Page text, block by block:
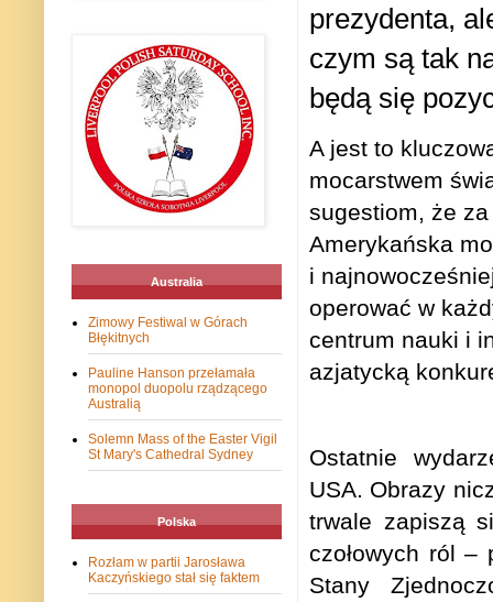
prezydenta,
czym są tak
będą się
A jest to
mocarstwem
sugestiom, że
Amerykańska
i
operować w
centrum nauki i
azjatycką
Ostatnie
USA. Obrazy
trwale zapiszą
czołowych ról –
Stany
Australia
Zimowy Festiwal w Górach
Błękitnych
Pauline Hanson przełamała
monopol duopolu rządzącego
Australią
Solemn Mass of the Easter Vigil
St Mary's Cathedral Sydney
Polska
Rozłam w partii Jarosława
Kaczyńskiego stał się faktem